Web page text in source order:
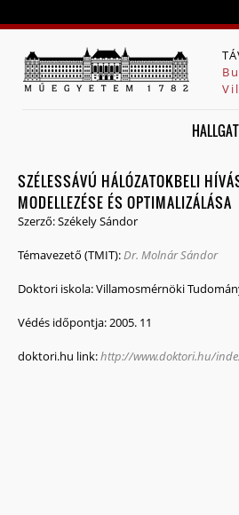
SZÉLESSÁVÚ HÁLÓZATOKBELI
MODELLEZÉSE ÉS OPTIMALIZÁLÁSA
Szerző:Székely Sándor
Témavezető (TMIT):Dr. Molnár Sándor
Doktori iskola:Villamosmérnöki
Védés időpontja:2005. 11
doktori.hu link:http://www.doktori.hu/